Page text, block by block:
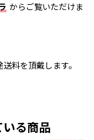
からご覧いただけま
料を頂戴します。
る商品